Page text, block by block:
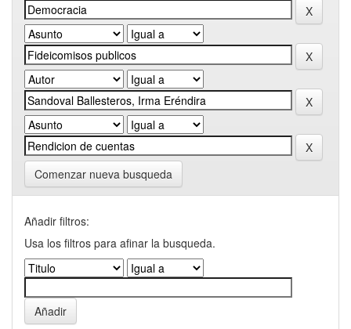
Comenzar nueva busqueda
Añadir filtros:
Usa los filtros para afinar la busqueda.